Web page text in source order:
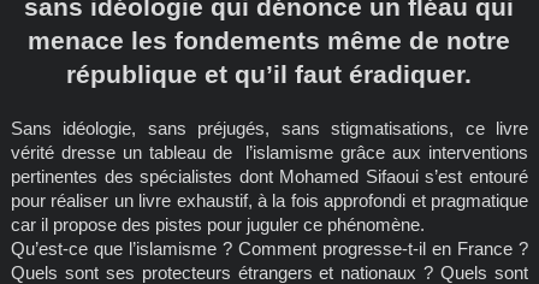
sans idéologie qui dénonce un fléau qui
menace les fondements même de notre
république et qu’il faut éradiquer.
Sans idéologie, sans préjugés, sans stigmatisations, ce livre
vérité dresse un tableau de l’islamisme grâce aux interventions
pertinentes des spécialistes dont Mohamed Sifaoui s’est entouré
pour réaliser un livre exhaustif, à la fois approfondi et pragmatique
car il propose des pistes pour juguler ce phénomène.
Qu’est-ce que l’islamisme ? Comment progresse-t-il en France ?
Quels sont ses protecteurs étrangers et nationaux ? Quels sont